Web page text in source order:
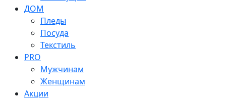
ДОМ
Пледы
Посуда
Текстиль
PRO
Мужчинам
Женщинам
Акции